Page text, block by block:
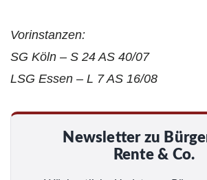
Vorinstanzen:
SG Köln – S 24 AS 40/07
LSG Essen – L 7 AS 16/08
Newsletter zu
Rente & Co.